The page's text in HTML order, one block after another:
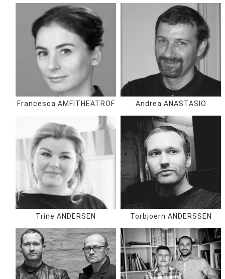
Francesca AMFITHEATROF Andrea ANASTASIO
Trine ANDERSEN Torbjoern ANDERSSEN